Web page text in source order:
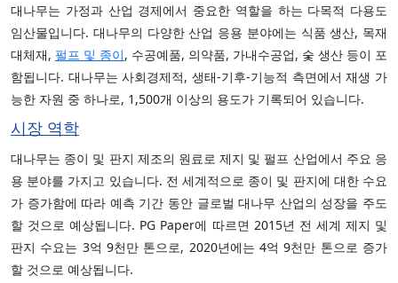
대나무는 가정과 산업 경제에서 중요한 역할을 하는 다목적 다용도
임산물입니다. 대나무의 다양한 산업 응용 분야에는 식품 생산, 목재
대체재, 펄프 및 종이, 수공예품, 의약품, 가내수공업, 숯 생산 등이 포
함됩니다. 대나무는 사회경제적, 생태-기후-기능적 측면에서 재생 가
능한 자원 중 하나로, 1,500개 이상의 용도가 기록되어 있습니다.
시장 역학
대나무는 종이 및 판지 제조의 원료로 제지 및 펄프 산업에서 주요 응
용 분야를 가지고 있습니다. 전 세계적으로 종이 및 판지에 대한 수요
가 증가함에 따라 예측 기간 동안 글로벌 대나무 산업의 성장을 주도
할 것으로 예상됩니다. PG Paper에 따르면 2015년 전 세계 제지 및
판지 수요는 3억 9천만 톤으로, 2020년에는 4억 9천만 톤으로 증가
할 것으로 예상됩니다.